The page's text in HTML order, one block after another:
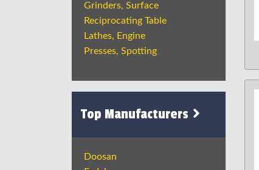
Grinders, Surface
Reciprocating Table
Lathes, Engine
Presses, Spotting
Top Manufacturers
Doosan